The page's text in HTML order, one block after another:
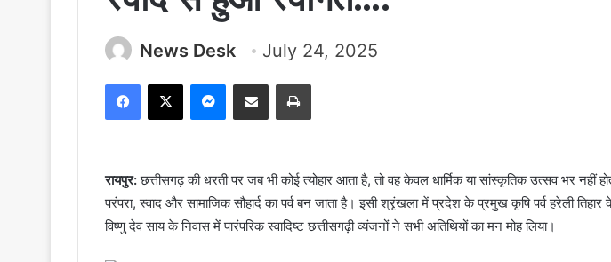
News Desk July 24, 2025
Facebook
X Messenger
Share via Email Print
रायपुर:छत्तीसगढ़ की धरती पर जब भी कोई त्योहार आता है, तो वह केवल धार्मिक या सांस्कृतिक उत्सव भर नहीं
परंपरा, स्वाद और सामाजिक सौहार्द का पर्व बन जाता है। इसी श्रृंखला में प्रदेश के प्रमुख कृषि पर्व हरेली
विष्णु देव साय के निवास में पारंपरिक स्वादिष्ट छत्तीसगढ़ी व्यंजनों ने सभी अतिथियों का मन मोह लिया।